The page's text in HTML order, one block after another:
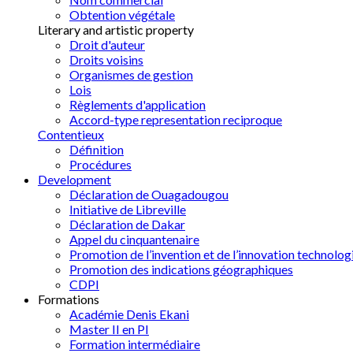
Obtention végétale
Literary and artistic property
Droit d'auteur
Droits voisins
Organismes de gestion
Lois
Règlements d'application
Accord-type representation reciproque
Contentieux
Définition
Procédures
Development
Déclaration de Ouagadougou
Initiative de Libreville
Déclaration de Dakar
Appel du cinquantenaire
Promotion de l’invention et de l’innovation
Promotion des indications géographiques
CDPI
Formations
Académie Denis Ekani
Master II en PI
Formation intermédiaire